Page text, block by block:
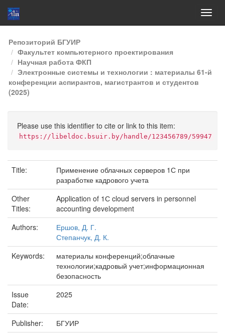
Skip
navigation
Репозиторий БГУИР
Факультет компьютерного проектирования
Научная работа ФКП
Электронные системы и технологии : материалы 61-й
конференции аспирантов, магистрантов и студентов
(2025)
Please use this identifier to cite or link to this item:
https://libeldoc.bsuir.by/handle/123456789/59947
Title:
Применение облачных серверов 1С при
разработке кадрового учета
Other
Titles:
Application of 1С cloud servers in personnel
accounting development
Authors:
Ершов, Д. Г.
Степанчук, Д. К.
Keywords:
материалы конференций;облачные
технологии;кадровый учет;информационная
безопасность
Issue
Date:
2025
Publisher:
БГУИР